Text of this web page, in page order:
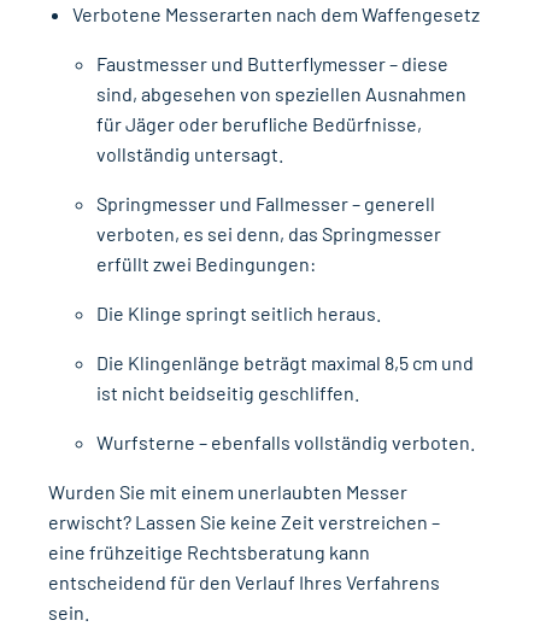
Verbotene Messerarten nach dem Waffengesetz
Faustmesser und Butterflymesser – diese
sind, abgesehen von speziellen Ausnahmen
für Jäger oder berufliche Bedürfnisse,
vollständig untersagt.
Springmesser und Fallmesser – generell
verboten, es sei denn, das Springmesser
erfüllt zwei Bedingungen:
Die Klinge springt seitlich heraus.
Die Klingenlänge beträgt maximal 8,5 cm und
ist nicht beidseitig geschliffen.
Wurfsterne – ebenfalls vollständig verboten.
Wurden Sie mit einem unerlaubten Messer
erwischt? Lassen Sie keine Zeit verstreichen –
eine frühzeitige Rechtsberatung kann
entscheidend für den Verlauf Ihres Verfahrens
sein.